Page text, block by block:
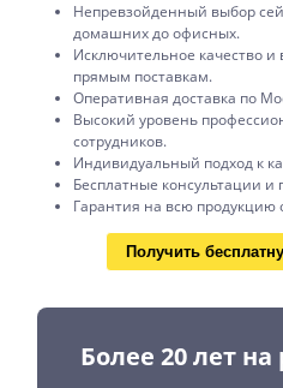
Непревзойденный выбор
домашних до офисных.
Исключительное качество
прямым поставкам.
Оперативная доставка по
Высокий уровень
сотрудников.
Индивидуальный подход к
Бесплатные консультации
Гарантия на всю продукцию
Получить
Более 20 лет